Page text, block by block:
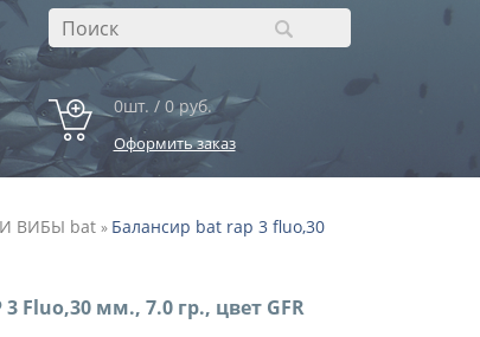
0шт. / 0 руб.
Оформить заказ
ВИБЫ bat » Балансир bat rap 3 fluo,30
3 Fluo,30 мм., 7.0 гр., цвет GFR